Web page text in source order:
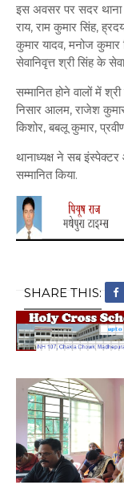
इस अवसर पर सदर थाना
राय, राम कुमार सिंह,
कुमार यादव, मनोज कुमार
सेवानिवृत्त श्री सिंह के
सम्मानित होने वालों में
निसार आलम, राजेश
किशोर, बबलू कुमार,
थानाध्यक्ष ने सब
सम्मानित किया.
SHARE THIS: